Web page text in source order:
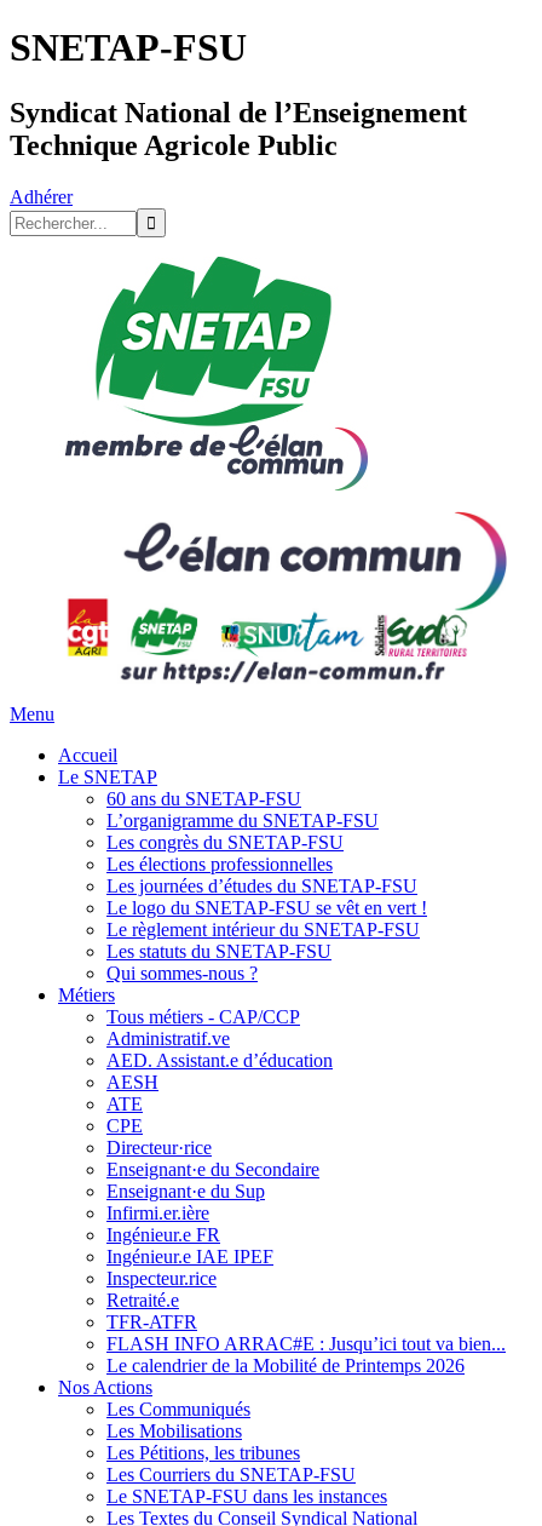
SNETAP-FSU
Syndicat National de l’Enseignement
Technique Agricole Public
Adhérer
Menu
Accueil
Le SNETAP
60 ans du SNETAP-FSU
L’organigramme du SNETAP-FSU
Les congrès du SNETAP-FSU
Les élections professionnelles
Les journées d’études du SNETAP-FSU
Le logo du SNETAP-FSU se vêt en vert !
Le règlement intérieur du SNETAP-FSU
Les statuts du SNETAP-FSU
Qui sommes-nous ?
Métiers
Tous métiers - CAP/CCP
Administratif.ve
AED. Assistant.e d’éducation
AESH
ATE
CPE
Directeur·rice
Enseignant·e du Secondaire
Enseignant·e du Sup
Infirmi.er.ière
Ingénieur.e FR
Ingénieur.e IAE IPEF
Inspecteur.rice
Retraité.e
TFR-ATFR
FLASH INFO ARRAC#E : Jusqu’ici tout va bien...
Le calendrier de la Mobilité de Printemps 2026
Nos Actions
Les Communiqués
Les Mobilisations
Les Pétitions, les tribunes
Les Courriers du SNETAP-FSU
Le SNETAP-FSU dans les instances
Les Textes du Conseil Syndical National